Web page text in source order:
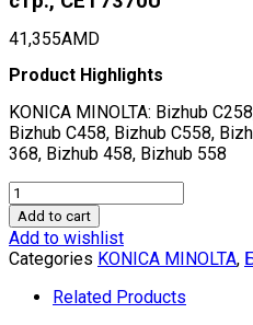
41,355AMD
Product Highlights
KONICA MINOLTA: Bizhub
Bizhub C458, Bizhub C558,
368, Bizhub 458, Bizhub 558
Драм-
юнит
DR-
313K
KONICA
Add to cart
Add to wishlist
Categories KONICA MINOLTA,
Related Products